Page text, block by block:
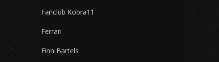
Fanclub Kobra11
Ferrari
Finn Bartels